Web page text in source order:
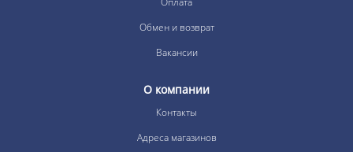
Обмен и возврат
Вакансии
О компании
Контакты
Адреса магазинов